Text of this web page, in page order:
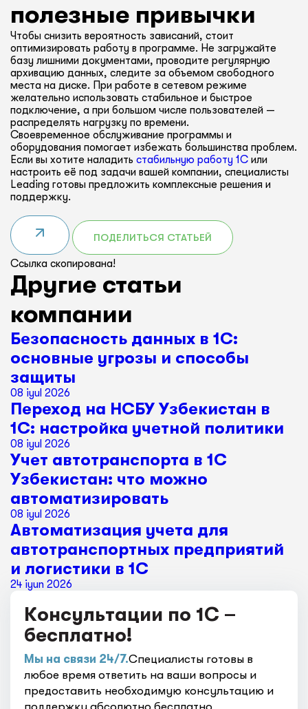
полезные привычки
Чтобы снизить вероятность зависаний, стоит
оптимизировать работу в программе. Не загружайте
базу лишними документами, проводите регулярную
архивацию данных, следите за объемом свободного
места на диске. При работе в сетевом режиме
желательно использовать стабильное и быстрое
подключение, а при большом числе пользователей —
распределять нагрузку по времени.
Своевременное обслуживание программы и
оборудования помогает избежать большинства проблем.
Если вы хотите наладить стабильную работу 1С или
настроить её под задачи вашей компании, специалисты
Leading готовы предложить комплексные решения и
поддержку.
ПОДЕЛИТЬСЯ СТАТЬЕЙ
Ссылка скопирована!
Другие статьи
компании
Безопасность данных в 1С:
основные угрозы и способы
защиты
08 iyul 2026
Переход на НСБУ Узбекистан в
1С: настройка учетной политики
08 iyul 2026
Учет автотранспорта в 1С
Узбекистан: что можно
автоматизировать
08 iyul 2026
Автоматизация учета для
автотранспортных предприятий
и логистики в 1С
24 iyun 2026
Консультации по 1С –
бесплатно!
Мы на связи 24/7.Специалисты готовы в
любое время ответить на ваши вопросы и
предоставить необходимую консультацию и